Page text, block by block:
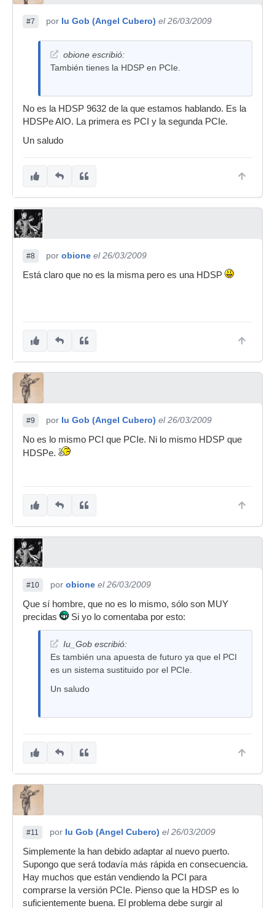
#7 por Iu Gob (Angel Cubero) el 26/03/2009
obione escribió:
También tienes la HDSP en PCIe.
No es la HDSP 9632 de la que estamos hablando. Es la
HDSPe AIO. La primera es PCI y la segunda PCIe.
Un saludo
#8 por obione el 26/03/2009
Está claro que no es la misma pero es una HDSP
#9 por Iu Gob (Angel Cubero) el 26/03/2009
No es lo mismo PCI que PCIe. Ni lo mismo HDSP que
HDSPe.
#10 por obione el 26/03/2009
Que sí hombre, que no es lo mismo, sólo son MUY
precidas
Si yo lo comentaba por esto:
Iu_Gob escribió:
Es también una apuesta de futuro ya que el PCI
es un sistema sustituido por el PCIe.
Un saludo
#11 por Iu Gob (Angel Cubero) el 26/03/2009
Simplemente la han debido adaptar al nuevo puerto.
Supongo que será todavía más rápida en consecuencia.
Hay muchos que están vendiendo la PCI para
comprarse la versión PCIe. Pienso que la HDSP es lo
suficientemente buena. El problema debe surgir al